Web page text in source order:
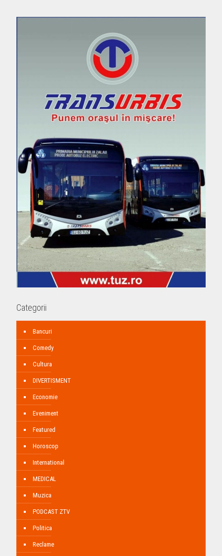
Categorii
Bancuri
Comedy
Cultura
DIVERTISMENT
Economie
Eveniment
Featured
Horoscop
International
MEDICAL
Muzica
PODCAST ZTV
Politica
Reclame